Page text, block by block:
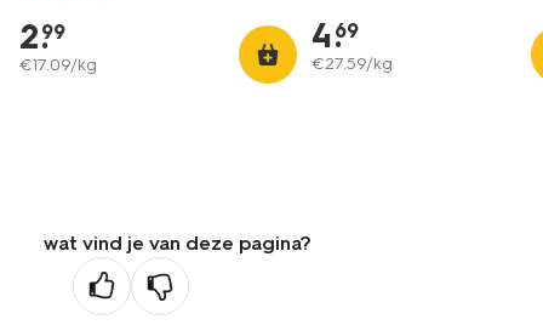
2.
99
€17.09/kg
4.
69
€27.59/kg
wat vind je van deze pagina?